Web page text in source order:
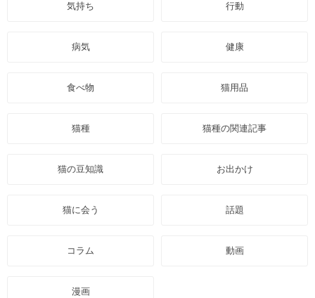
気持ち 行動
病気 健康
食べ物 猫用品
猫種 猫種の関連記事
猫の豆知識 お出かけ
猫に会う 話題
コラム 動画
漫画